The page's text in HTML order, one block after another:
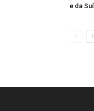
e da